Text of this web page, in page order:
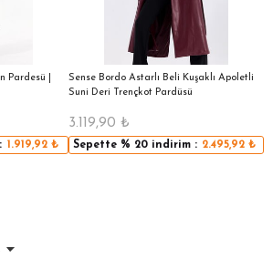
Pardesü |
1.919,92 ₺
Sense Bordo Astarlı Beli Kuşaklı Apoletli
Suni Deri Trençkot Pardüsü
3.119,90 ₺
Sepette % 20 indirim : 2.495,92₺